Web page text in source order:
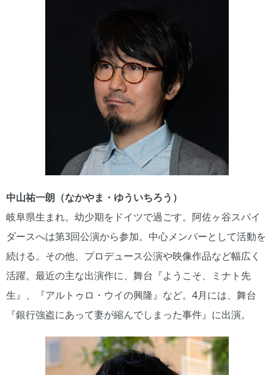
中山祐一朗（なかやま・ゆういちろう）
岐阜県生まれ。幼少期をドイツで過ごす。阿佐ヶ谷スパイ
ダースへは第3回公演から参加。中心メンバーとして活動を
続ける。その他、プロデュース公演や映像作品など幅広く
活躍。最近の主な出演作に、舞台『ようこそ、ミナト先
生』、『アルトゥロ・ウイの興隆』など。4月には、舞台
『銀行強盗にあって妻が縮んでしまった事件』に出演。